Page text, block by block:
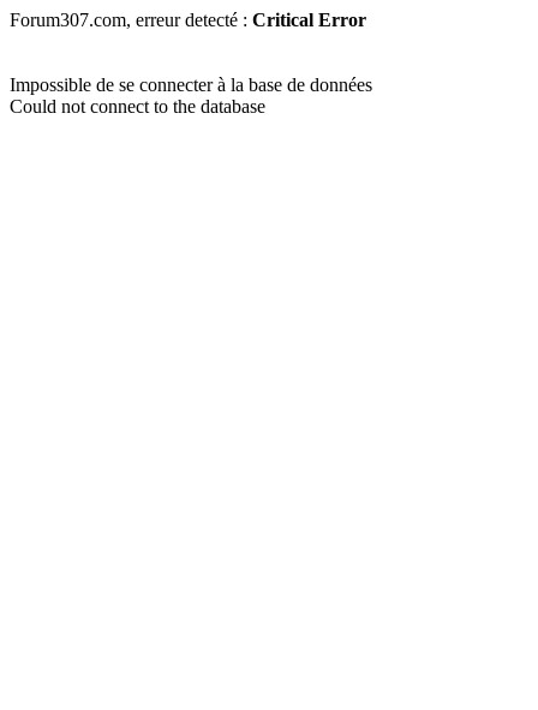
Forum307.com, erreur detecté : Critical Error
Impossible de se connecter à la base de données
Could not connect to the database